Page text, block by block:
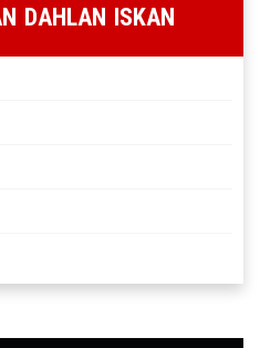
DAHLAN ISKAN